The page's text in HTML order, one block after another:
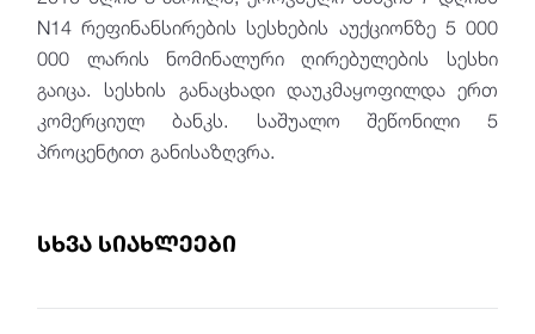
N14 რეფინანსირების სესხების აუქციონზე 5 000
000 ლარის ნომინალური ღირებულების სესხი
გაიცა. სესხის განაცხადი დაუკმაყოფილდა ერთ
კომერციულ ბანკს. საშუალო შეწონილი 5
პროცენტით განისაზღვრა.
სხვა სიახლეები